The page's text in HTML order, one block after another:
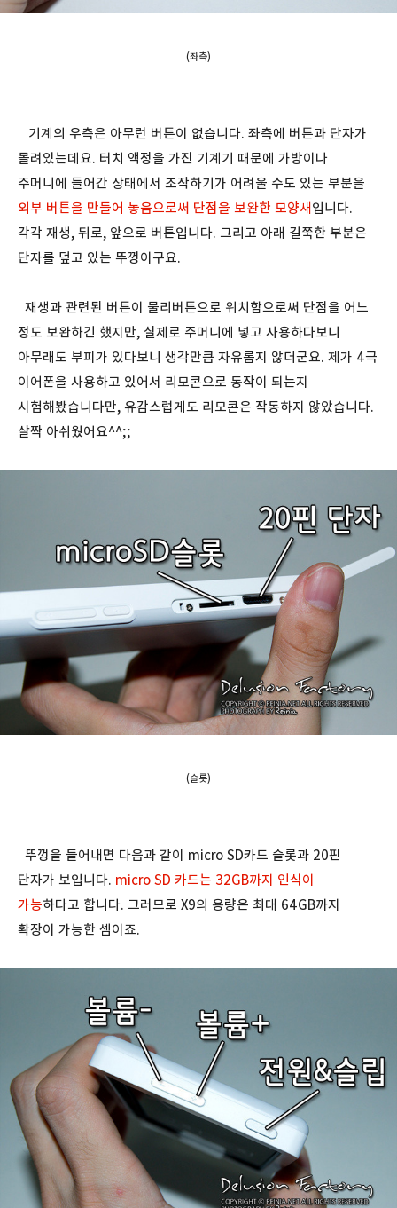
(좌측)
기계의 우측은 아무런 버튼이 없습니다. 좌측에 버튼과 단자가
몰려있는데요. 터치 액정을 가진 기계기 때문에 가방이나
주머니에 들어간 상태에서 조작하기가 어려울 수도 있는 부분을
외부 버튼을 만들어 놓음으로써 단점을 보완한 모양새입니다.
각각 재생, 뒤로, 앞으로 버튼입니다. 그리고 아래 길쭉한 부분은
단자를 덮고 있는 뚜껑이구요.
재생과 관련된 버튼이 물리버튼으로 위치함으로써 단점을 어느
정도 보완하긴 했지만, 실제로 주머니에 넣고 사용하다보니
아무래도 부피가 있다보니 생각만큼 자유롭지 않더군요. 제가 4극
이어폰을 사용하고 있어서 리모콘으로 동작이 되는지
시험해봤습니다만, 유감스럽게도 리모콘은 작동하지 않았습니다.
살짝 아쉬웠어요^^;;
(슬롯)
뚜껑을 들어내면 다음과 같이 micro SD카드 슬롯과 20핀
단자가 보입니다. micro SD 카드는 32GB까지 인식이
가능하다고 합니다. 그러므로 X9의 용량은 최대 64GB까지
확장이 가능한 셈이죠.